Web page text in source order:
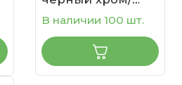
белый матовый/
Настольная
лампа E14 1*40W
ELICA
В наличии 100 шт.